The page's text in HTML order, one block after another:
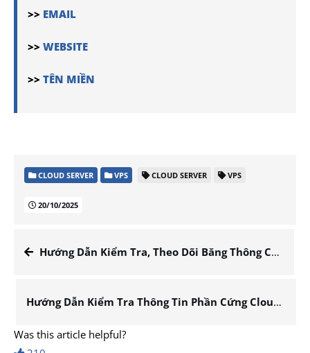
>> EMAIL
>> WEBSITE
>> TÊN MIỀN
CLOUD SERVER VPS CLOUD SERVER VPS
20/10/2025
Hướng Dẫn Kiểm Tra, Theo Dõi Băng Thông Của Cloud Server
Hướng Dẫn Kiểm Tra Thông Tin Phần Cứng Cloud Server
Was this article helpful?